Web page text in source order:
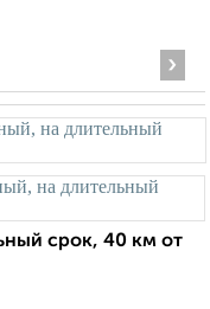
›
срок, 40 км от